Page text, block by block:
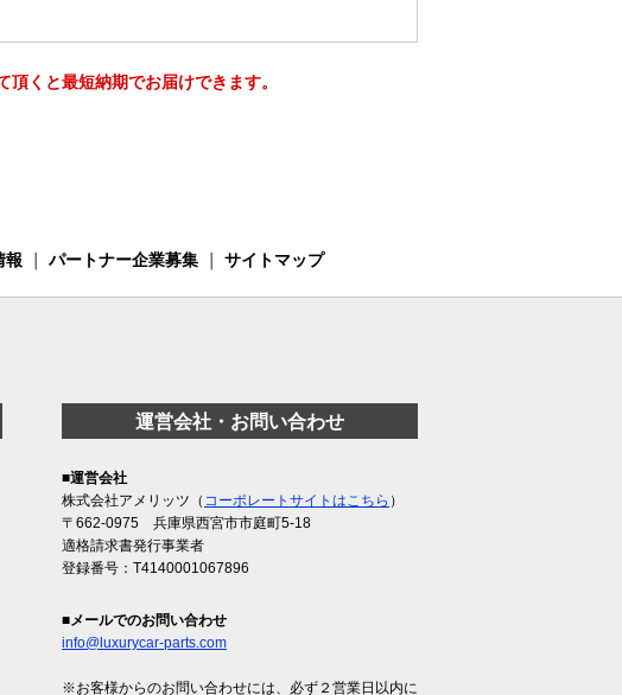
くと最短納期でお届けできます。
報 パートナー企業募集 サイトマップ
運営会社・お問い合わせ
■運営会社
株式会社アメリッツ（ コーポレートサイトはこちら ）
〒662-0975 兵庫県西宮市市庭町5-18
適格請求書発行事業者
登録番号：T4140001067896
■メールでのお問い合わせ
info@luxurycar-parts.com
※お客様からのお問い合わせには、必ず２営業日以内に